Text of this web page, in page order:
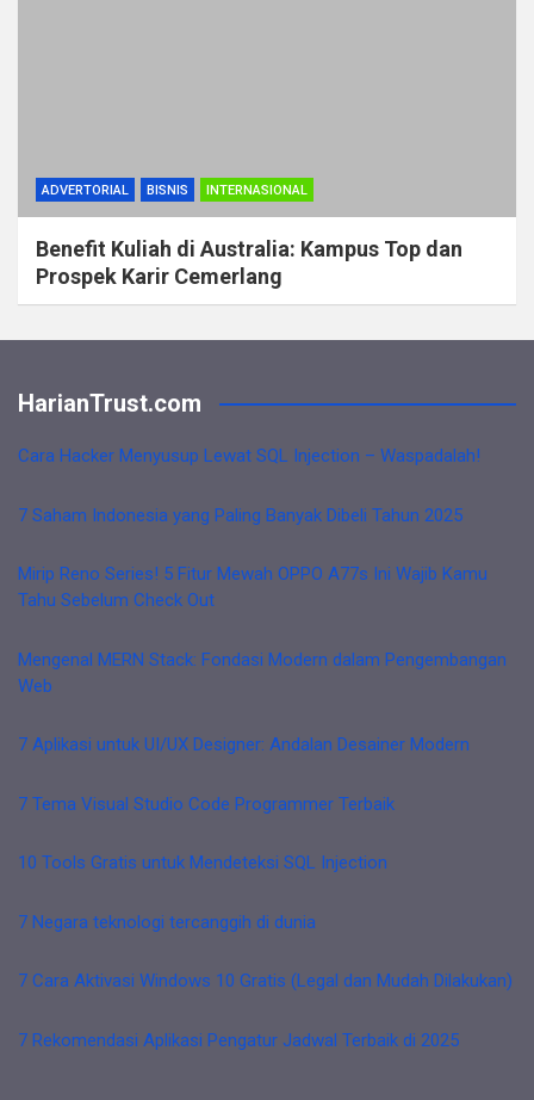
ADVERTORIAL BISNIS INTERNASIONAL
Benefit Kuliah di Australia: Kampus Top dan
Prospek Karir Cemerlang
HarianTrust.com
Cara Hacker Menyusup Lewat SQL Injection – Waspadalah!
7 Saham Indonesia yang Paling Banyak Dibeli Tahun 2025
Mirip Reno Series! 5 Fitur Mewah OPPO A77s Ini Wajib Kamu
Tahu Sebelum Check Out
Mengenal MERN Stack: Fondasi Modern dalam Pengembangan
Web
7 Aplikasi untuk UI/UX Designer: Andalan Desainer Modern
7 Tema Visual Studio Code Programmer Terbaik
10 Tools Gratis untuk Mendeteksi SQL Injection
7 Negara teknologi tercanggih di dunia
7 Cara Aktivasi Windows 10 Gratis (Legal dan Mudah Dilakukan)
7 Rekomendasi Aplikasi Pengatur Jadwal Terbaik di 2025